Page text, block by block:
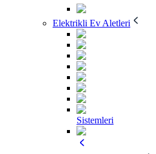
Elektrikli Ev Aletleri
Sistemleri